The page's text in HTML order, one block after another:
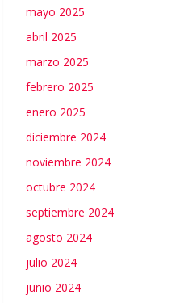
mayo 2025
abril 2025
marzo 2025
febrero 2025
enero 2025
diciembre 2024
noviembre 2024
octubre 2024
septiembre 2024
agosto 2024
julio 2024
junio 2024